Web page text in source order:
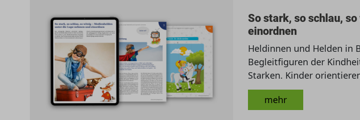
So stark, so schlau,
einordnen
Heldinnen und Helden in
Begleitfiguren der
Starken. Kinder
mehr